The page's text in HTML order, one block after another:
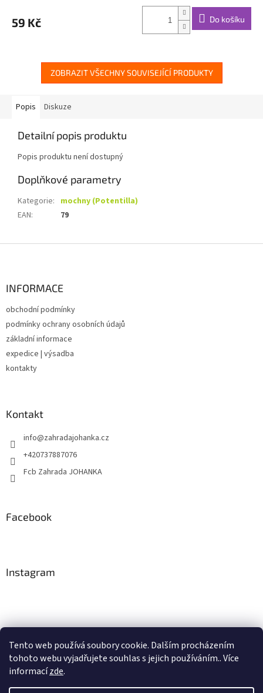
Tento web používá soubory cookie. Dalším procházením
tohoto webu vyjadřujete souhlas s jejich používáním.. Více
informacízde.
59 Kč Do košíku
ZOBRAZIT VŠECHNY SOUVISEJÍCÍ PRODUKTY
Popis Diskuze
Detailní popis produktu
Popis produktu není dostupný
Doplňkové parametry
Kategorie: mochny (Potentilla)
EAN: 79
INFORMACE
obchodní podmínky
podmínky ochrany osobních údajů
základní informace
expedice | výsadba
kontakty
Kontakt
info@zahradajohanka.cz
+420737887076
Fcb Zahrada JOHANKA
Facebook
Instagram
Sledovat na Instagramu